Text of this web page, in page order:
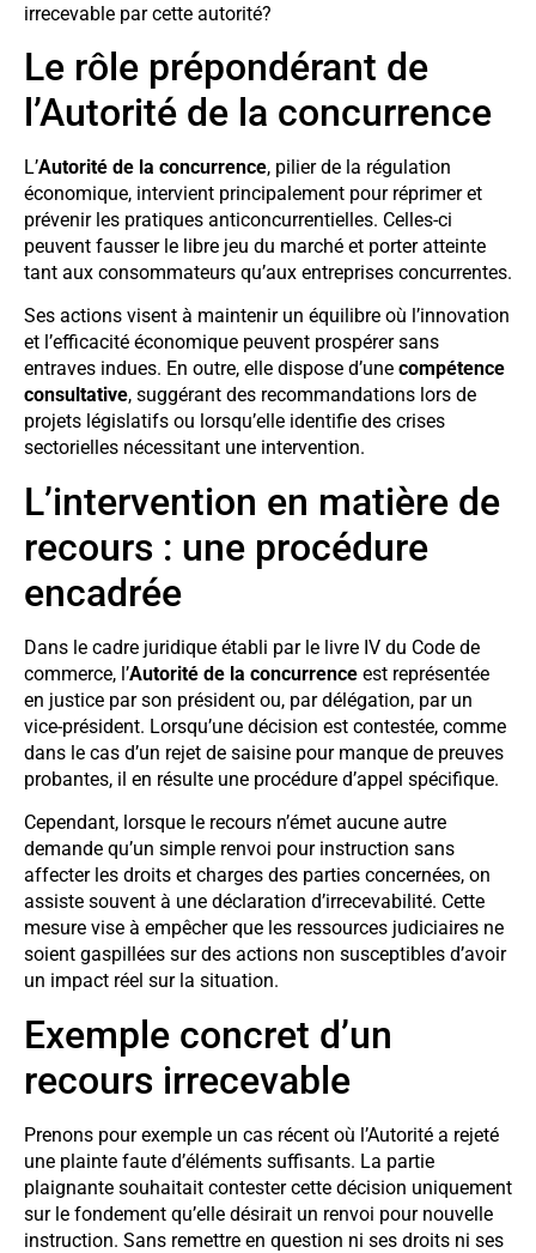
irrecevable par cette autorité?
Le rôle prépondérant de
l’Autorité de la concurrence
L’Autorité de la concurrence, pilier de la régulation
économique, intervient principalement pour réprimer et
prévenir les pratiques anticoncurrentielles. Celles-ci
peuvent fausser le libre jeu du marché et porter atteinte
tant aux consommateurs qu’aux entreprises concurrentes.
Ses actions visent à maintenir un équilibre où l’innovation
et l’efficacité économique peuvent prospérer sans
entraves indues. En outre, elle dispose d’une compétence
consultative, suggérant des recommandations lors de
projets législatifs ou lorsqu’elle identifie des crises
sectorielles nécessitant une intervention.
L’intervention en matière de
recours : une procédure
encadrée
Dans le cadre juridique établi par le livre IV du Code de
commerce, l’Autorité de la concurrence est représentée
en justice par son président ou, par délégation, par un
vice-président. Lorsqu’une décision est contestée, comme
dans le cas d’un rejet de saisine pour manque de preuves
probantes, il en résulte une procédure d’appel spécifique.
Cependant, lorsque le recours n’émet aucune autre
demande qu’un simple renvoi pour instruction sans
affecter les droits et charges des parties concernées, on
assiste souvent à une déclaration d’irrecevabilité. Cette
mesure vise à empêcher que les ressources judiciaires ne
soient gaspillées sur des actions non susceptibles d’avoir
un impact réel sur la situation.
Exemple concret d’un
recours irrecevable
Prenons pour exemple un cas récent où l’Autorité a rejeté
une plainte faute d’éléments suffisants. La partie
plaignante souhaitait contester cette décision uniquement
sur le fondement qu’elle désirait un renvoi pour nouvelle
instruction. Sans remettre en question ni ses droits ni ses